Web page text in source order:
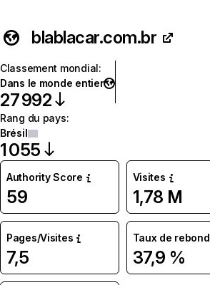
blablacar.com.br
Classement mondial:
Dans le monde entier
27 992
Rang du pays:
Brésil
1 055
Authority Score
59
Visites
1,78 M
Pages/Visites
7,5
Taux de rebond
37,9 %